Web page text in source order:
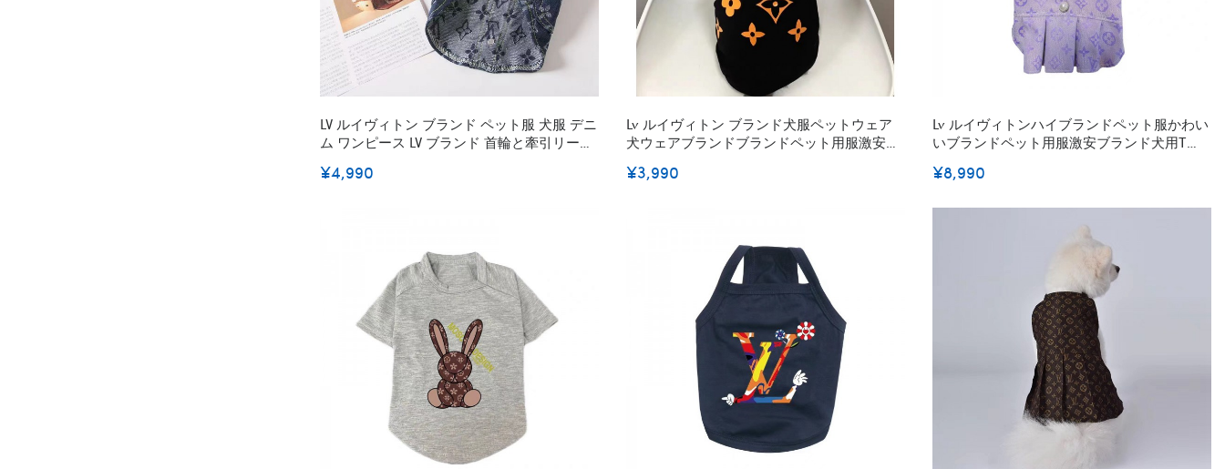
LV ルイヴィトン ブランド ペット服 犬服 デニ
ム ワンピース LV ブランド 首輪と牽引リード
小型犬 Dリング付き ドッグウェア 可愛い 女
¥4,990
Lv ルイヴィトン ブランド犬服ペットウェア
犬ウェアブランドブランドペット用服激安犬
¥3,990
Lv ルイヴィトンハイブランドペット服かわい
いブランドペット用服激安ブランド犬用tシ
¥8,990